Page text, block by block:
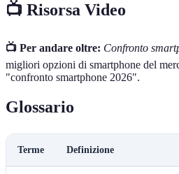
📺 Risorsa Video
📺 Per andare oltre: Confronto
migliori opzioni di smartphone del
"confronto smartphone 2026".
Glossario
Terme Definizione